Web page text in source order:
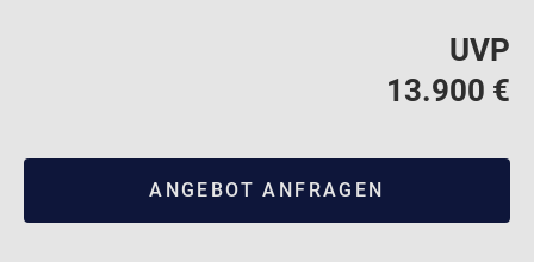
UVP
13.900 €
ANGEBOT ANFRAGEN